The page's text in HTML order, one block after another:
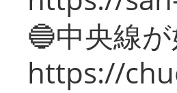
🔵中央線
https://